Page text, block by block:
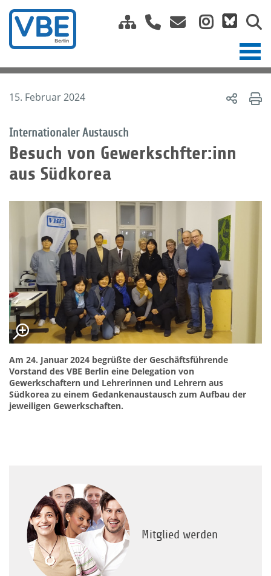
15. Februar 2024
Internationaler Austausch
Besuch von Gewerkschfter:inn
aus Südkorea
Am 24. Januar 2024 begrüßte der Geschäftsführende
Vorstand des VBE Berlin eine Delegation von
Gewerkschaftern und Lehrerinnen und Lehrern aus
Südkorea zu einem Gedankenaustausch zum Aufbau der
jeweiligen Gewerkschaften.
Mitglied werden